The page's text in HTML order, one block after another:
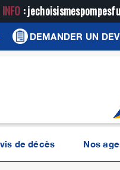
INFO :
DEMANDER UN
de décès Nos